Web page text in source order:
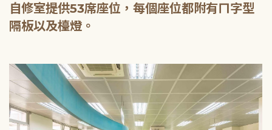
自修室提供53席座位，每個座位都附有ㄇ字型